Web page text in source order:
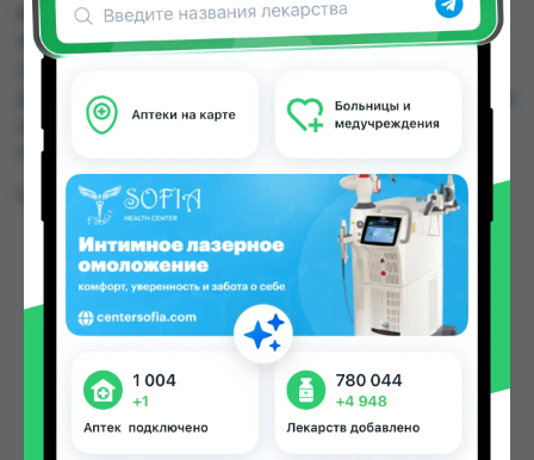
купить или заказать в аптеках, АЗИЗ ВАКО ,
Аптека + 24/7, Аптека Алфавит, Аптека оптовый
Дорухона Аптечка-TJ №3 по цене от 41.44 TJS до
49.50 TJS в Душанбе и других городах
Таджикистана
Цена: от41.44 TJS